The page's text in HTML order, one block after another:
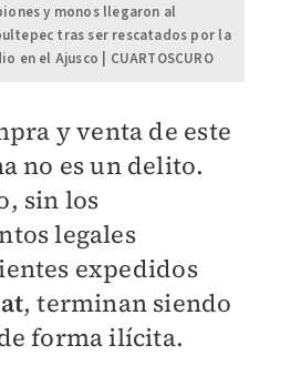
y monos llegaron al
tras ser rescatados por la
en el Ajusco | CUARTOSCURO
y venta de este
no es un delito.
sin los
legales
expedidos
, terminan siendo
forma ilícita.